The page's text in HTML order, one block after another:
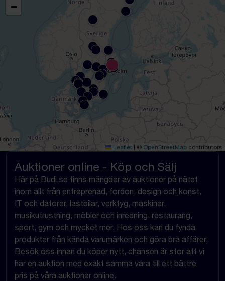
−
Leaflet © OpenStreetMap contributors
Auktioner online - Köp och Sälj
Här på Budi.se finns mängder av auktioner på nätet
inom allt från entreprenad, fordon, design och konst,
IT och datorer, lastbilar, verktyg, maskiner,
musikutrustning, möbler och inredning, restaurang,
sport, gym och mycket mer. Hos oss kan du fynda
produkter från kända varumärken och göra bra affärer.
Besök oss innan du köper nytt, chansen är stor att vi
har en auktion med exakt samma vara till ett bättre
pris på våra auktioner online.